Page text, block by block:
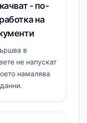
- по-
на
в
не напускат
намалява